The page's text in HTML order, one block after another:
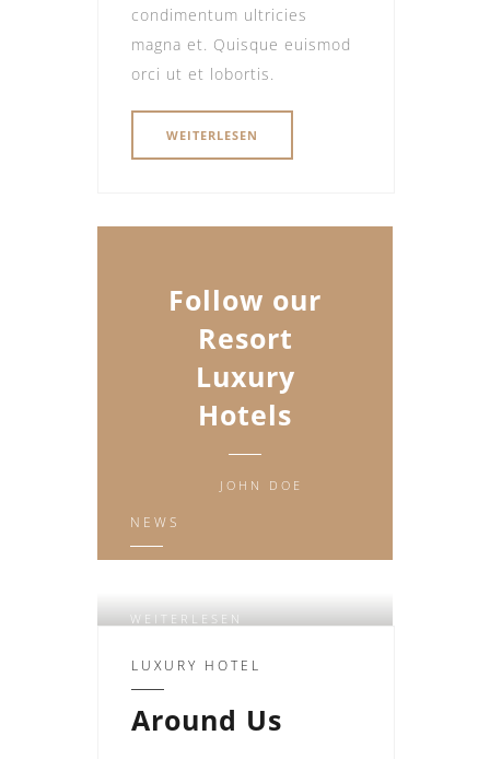
condimentum ultricies
magna et. Quisque euismod
orci ut et lobortis.
WEITERLESEN
Follow our
Resort
Luxury
Hotels
JOHN DOE
NEWS
WEITERLESEN
LUXURY HOTEL
Around Us